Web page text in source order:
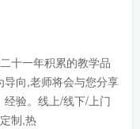
十一年积累的教学品
导向,老师将会与您分享
验。线上/线下/上门
制,热